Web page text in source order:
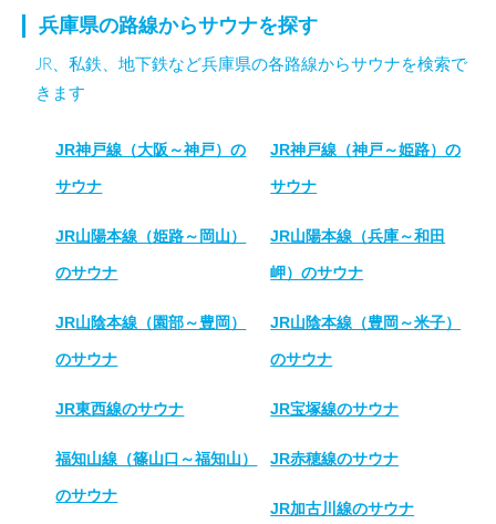
兵庫県の路線からサウナを探す
JR、私鉄、地下鉄など兵庫県の各路線からサウナを検索で
きます
JR神戸線（大阪～神戸）の
サウナ
JR神戸線（神戸～姫路）の
サウナ
JR山陽本線（姫路～岡山）
のサウナ
JR山陽本線（兵庫～和田
岬）のサウナ
JR山陰本線（園部～豊岡）
のサウナ
JR山陰本線（豊岡～米子）
のサウナ
JR東西線のサウナ JR宝塚線のサウナ
福知山線（篠山口～福知山）
のサウナ
JR赤穂線のサウナ
JR加古川線のサウナ